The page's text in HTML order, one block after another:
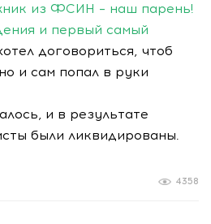
из ФСИН – наш парень!
и первый самый
договориться, чтоб
и сам попал в руки
и в результате
были ликвидированы.
4358